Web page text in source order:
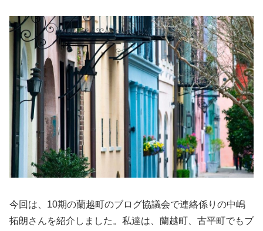
今回は、10期の蘭越町のブログ協議会で連絡係りの中嶋
拓朗さんを紹介しました。私達は、蘭越町、古平町でもブ